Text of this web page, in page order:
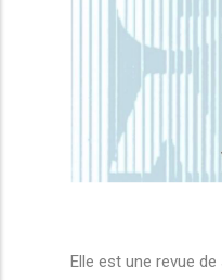
Elle est une revue